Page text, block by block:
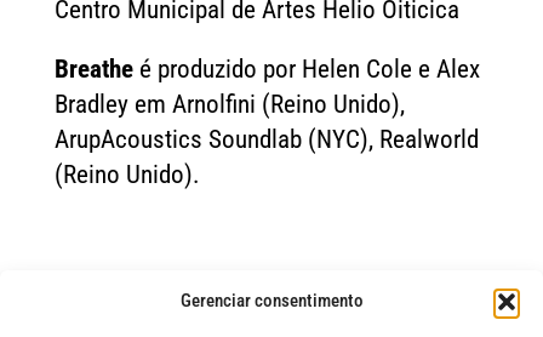
Gerenciar consentimento
Centro Municipal de Artes Helio Oiticica
Breatheé produzido por Helen Cole e Alex
Bradley em Arnolfini (Reino Unido),
ArupAcoustics Soundlab (NYC), Realworld
(Reino Unido).
LEIA MAIS NOTÍCIAS